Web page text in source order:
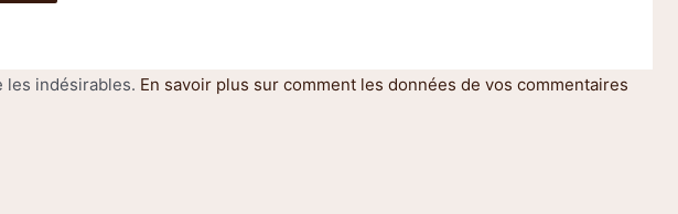
les indésirables. En savoir plus sur comment les données de vos commentaires